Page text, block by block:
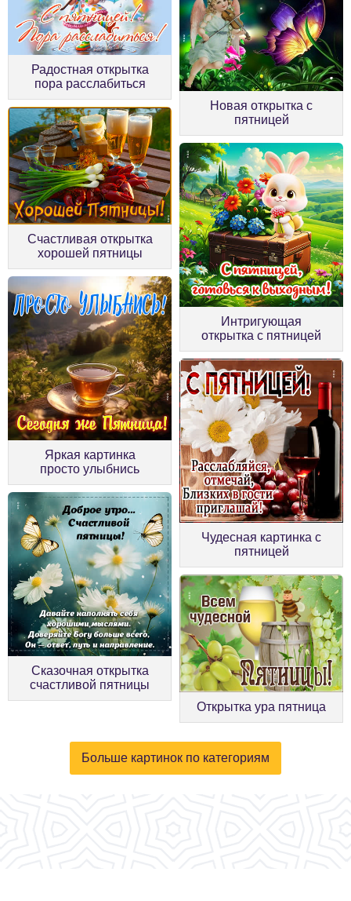
Радостная открытка
пора расслабиться
Новая открытка с
пятницей
Счастливая открытка
хорошей пятницы
Интригующая
открытка с пятницей
Яркая картинка
просто улыбнись
Чудесная картинка с
пятницей
Сказочная открытка
счастливой пятницы
Открытка ура пятница
Больше картинок по категориям